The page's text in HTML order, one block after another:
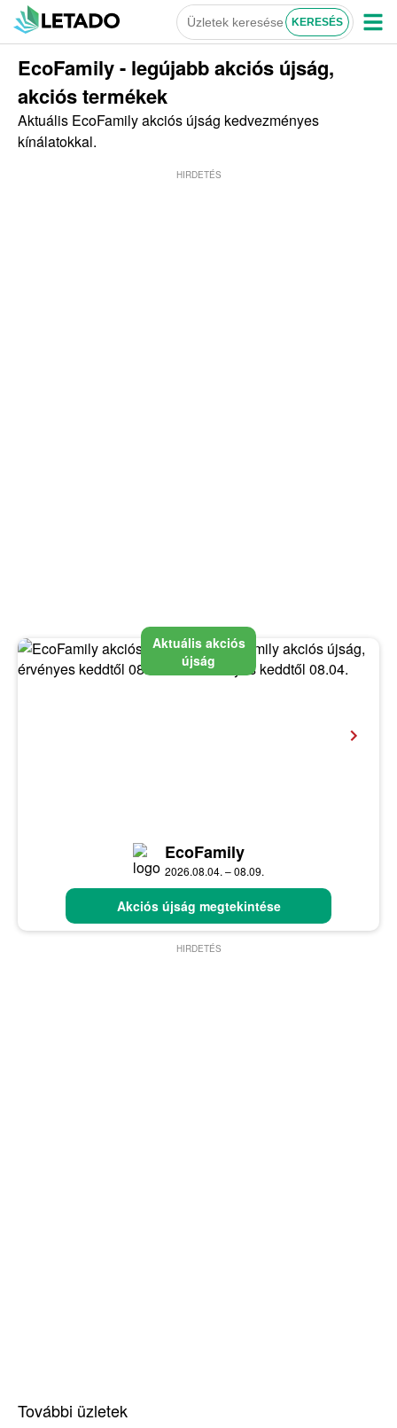
EcoFamily - legújabb akciós újság,
akciós termékek
Aktuális EcoFamily akciós újság kedvezményes
kínálatokkal.
HIRDETÉS
Aktuális akciós
újság
EcoFamily
2026.08.04. – 08.09.
Akciós újság megtekintése
HIRDETÉS
További üzletek